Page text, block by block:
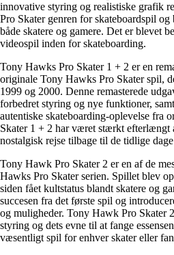
innovative styring og realistiske grafik
Pro Skater genren for skateboardspil
både skatere og gamere. Det er blevet
videospil inden for skateboarding.
Tony Hawks Pro Skater 1 + 2 er en
originale Tony Hawks Pro Skater spil,
1999 og 2000. Denne remasterede
forbedret styring og nye funktioner,
autentiske skateboarding-oplevelse fra
Skater 1 + 2 har været stærkt efterlængt
nostalgisk rejse tilbage til de tidlige
Tony Hawk Pro Skater 2 er en af de
Hawks Pro Skater serien. Spillet blev
siden fået kultstatus blandt skatere og
succesen fra det første spil og
og muligheder. Tony Hawk Pro Skater
styring og dets evne til at fange
væsentligt spil for enhver skater eller